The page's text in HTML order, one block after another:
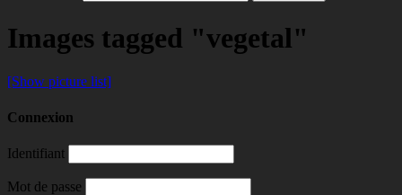
Images tagged "vegetal"
[Show picture list]
Connexion
Identifiant
Mot de passe